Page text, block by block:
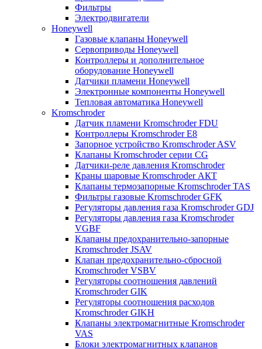
Фильтры
Электродвигатели
Honeywell
Газовые клапаны Honeywell
Сервоприводы Honeywell
Контроллеры и дополнительное
оборудование Honeywell
Датчики пламени Honeywell
Электронные компоненты Honeywell
Тепловая автоматика Honeywell
Kromschroder
Датчик пламени Kromschroder FDU
Контроллеры Kromschroder E8
Запорное устройство Kromschroder ASV
Клапаны Kromschroder серии CG
Датчики-реле давления Kromschroder
Краны шаровые Kromschroder АКТ
Клапаны термозапорные Kromschroder TAS
Фильтры газовые Kromschroder GFK
Регуляторы давления газа Kromschroder GDJ
Регуляторы давления газа Kromschroder
VGBF
Клапаны предохранительно-запорные
Kromschroder JSAV
Клапан предохранительно-сбросной
Kromschroder VSBV
Регуляторы соотношения давлений
Kromschroder GIK
Регуляторы соотношения расходов
Kromschroder GIKH
Клапаны электромагнитные Kromschroder
VAS
Блоки электромагнитных клапанов